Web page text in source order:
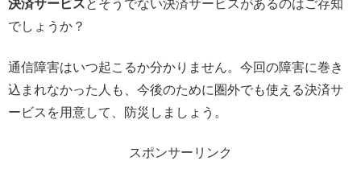
決済サービスとそうでない決済サービスがあるのはご存知
でしょうか？
通信障害はいつ起こるか分かりません。今回の障害に巻き
込まれなかった人も、今後のために圏外でも使える決済サ
ービスを用意して、防災しましょう。
スポンサーリンク